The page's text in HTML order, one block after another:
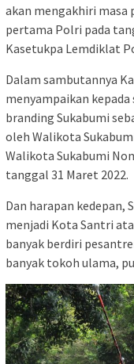
akan mengakhiri masa
pertama Polri pada
Kasetukpa Lemdiklat
Dalam sambutannya
menyampaikan
branding Sukabumi
oleh Walikota
Walikota Sukabumi
tanggal 31 Maret 2022.
Dan harapan kedepan,
menjadi Kota Santri
banyak berdiri
banyak tokoh ulama,